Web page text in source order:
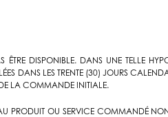
DISPONIBLE. DANS UNE TELLE
DANS LES TRENTE (30) JOURS
LA COMMANDE INITIALE.
PRODUIT OU SERVICE COMMANDÉ